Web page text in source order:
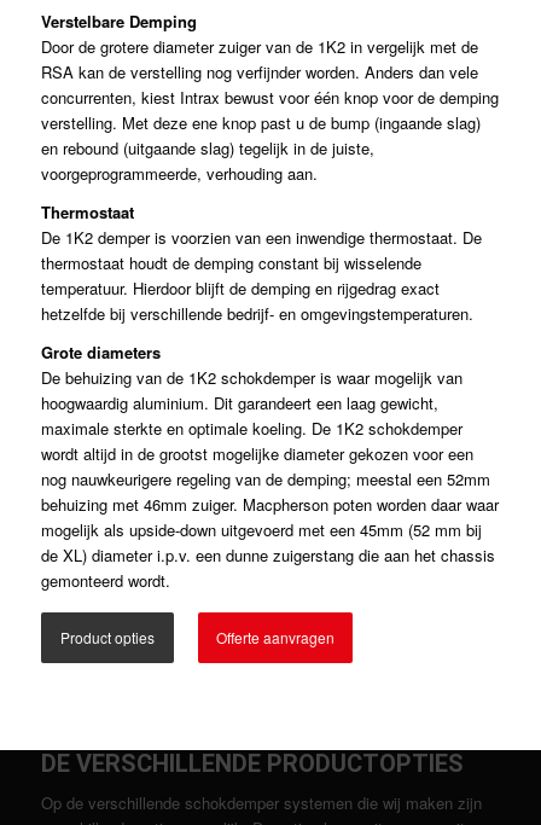
Verstelbare Demping
Door de grotere diameter zuiger van de 1K2 in vergelijk met de
RSA kan de verstelling nog verfijnder worden. Anders dan vele
concurrenten, kiest Intrax bewust voor één knop voor de demping
verstelling. Met deze ene knop past u de bump (ingaande slag)
en rebound (uitgaande slag) tegelijk in de juiste,
voorgeprogrammeerde, verhouding aan.
Thermostaat
De 1K2 demper is voorzien van een inwendige thermostaat. De
thermostaat houdt de demping constant bij wisselende
temperatuur. Hierdoor blijft de demping en rijgedrag exact
hetzelfde bij verschillende bedrijf- en omgevingstemperaturen.
Grote diameters
De behuizing van de 1K2 schokdemper is waar mogelijk van
hoogwaardig aluminium. Dit garandeert een laag gewicht,
maximale sterkte en optimale koeling. De 1K2 schokdemper
wordt altijd in de grootst mogelijke diameter gekozen voor een
nog nauwkeurigere regeling van de demping; meestal een 52mm
behuizing met 46mm zuiger. Macpherson poten worden daar waar
mogelijk als upside-down uitgevoerd met een 45mm (52 mm bij
de XL) diameter i.p.v. een dunne zuigerstang die aan het chassis
gemonteerd wordt.
Product opties Offerte aanvragen
DE VERSCHILLENDE PRODUCTOPTIES
Op de verschillende schokdemper systemen die wij maken zijn